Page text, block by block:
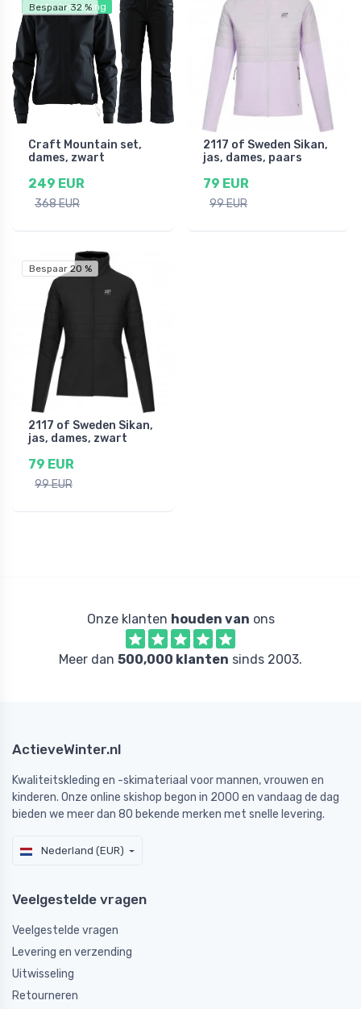
Gratis bezorging
Bespaar 32 %
Craft Mountain set,
dames, zwart
249 EUR
368 EUR
2117 of Sweden Sikan,
jas, dames, paars
79 EUR
99 EUR
Bespaar 20 %
2117 of Sweden Sikan,
jas, dames, zwart
79 EUR
99 EUR
Onze klanten houden van ons
Meer dan 500,000 klanten sinds 2003.
ActieveWinter.nl
Kwaliteitskleding en -skimateriaal voor mannen, vrouwen en
kinderen. Onze online skishop begon in 2000 en vandaag de dag
bieden we meer dan 80 bekende merken met snelle levering.
Nederland (EUR)
Veelgestelde vragen
Veelgestelde vragen
Levering en verzending
Uitwisseling
Retourneren